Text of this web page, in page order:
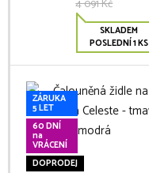
4 091 Kč
SKLADEM
POSLEDNÍ 1 KS
ZÁRUKA
5 LET
60 DNÍ
na
VRÁCENÍ
DOPRODEJ